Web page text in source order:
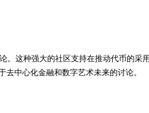
。这种强大的社区支持在推动代币的采
中心化金融和数字艺术未来的讨论。